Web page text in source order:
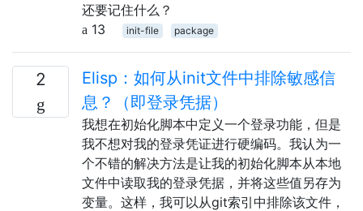
还要记住什么？
13
init-file package
2
Elisp：如何从init文件中排除敏感信
息？（即登录凭据）
我想在初始化脚本中定义一个登录功能，但是
我不想对我的登录凭证进行硬编码。我认为一
个不错的解决方法是让我的初始化脚本从本地
文件中读取我的登录凭据，并将这些值另存为
变量。这样，我可以从git索引中排除该文件，